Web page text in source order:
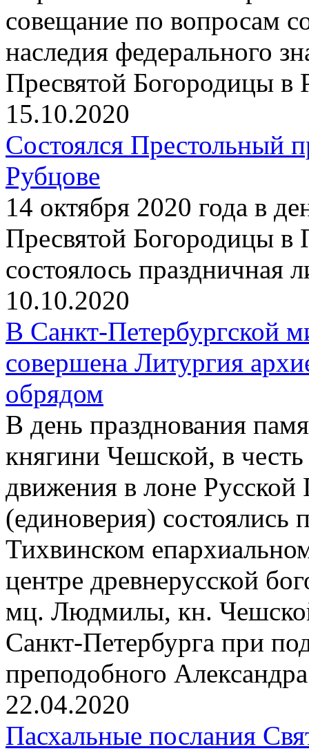
совещание по вопросам
наследия федерального
Пресвятой Богородицы в
15.10.2020
Состоялся Престольный
Рубцове
14 октября 2020 года в
Пресвятой Богородицы в
состоялось праздничная
10.10.2020
В Санкт-Петербургской
совершена Литургия
обрядом
В день празднования
княгини Чешской, в
движения в лоне
(единоверия) состоялись
Тихвинском
центре древнерусской
мц. Людмилы, кн.
Санкт-Петербурга при
преподобного
22.04.2020
Пасхальные послания